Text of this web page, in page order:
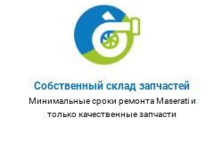
Собственный склад запчастей
Минимальные сроки ремонта Maserati и
только качественные запчасти